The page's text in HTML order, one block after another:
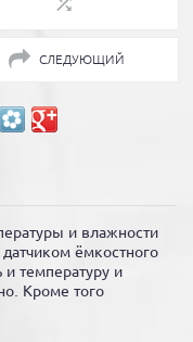
СЛЕДУЮЩИЙ
и влажности
ёмкостного
температуру и
Кроме того